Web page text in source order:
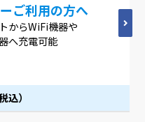
ポートが1つに
トが1つになった
。1つのコンセントで
込）